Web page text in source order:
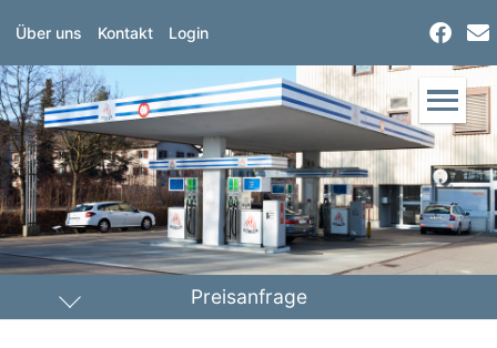
Über uns Kontakt Login
Preisanfrage